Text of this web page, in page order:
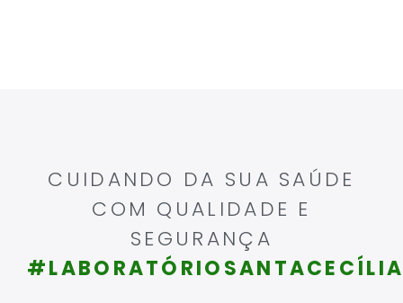
CUIDANDO DA SUA SAÚDE
COM QUALIDADE E
SEGURANÇA